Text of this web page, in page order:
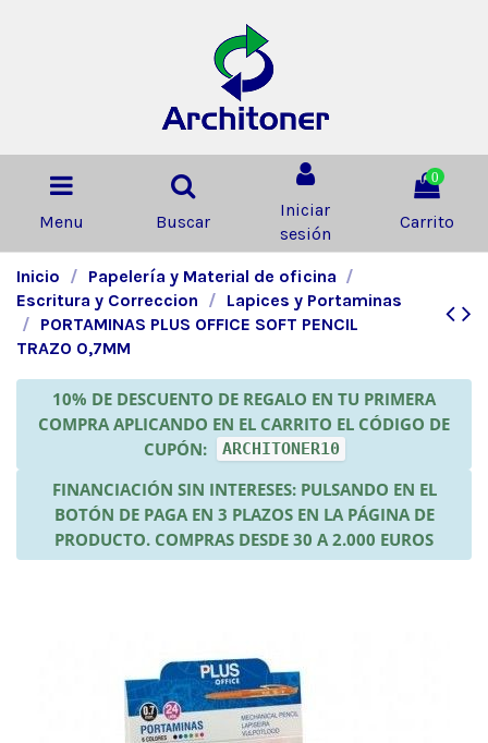
Menu Buscar
Iniciar
sesión
0
Carrito
Inicio
Papelería y Material de oficina
Escritura y Correccion
Lapices y Portaminas
PORTAMINAS PLUS OFFICE SOFT PENCIL
TRAZO 0,7MM
10% DE DESCUENTO DE REGALO EN TU PRIMERA
COMPRA APLICANDO EN EL CARRITO EL CÓDIGO DE
CUPÓN:
ARCHITONER10
FINANCIACIÓN SIN INTERESES: PULSANDO EN EL
BOTÓN DE PAGA EN 3 PLAZOS EN LA PÁGINA DE
PRODUCTO. COMPRAS DESDE 30 A 2.000 EUROS